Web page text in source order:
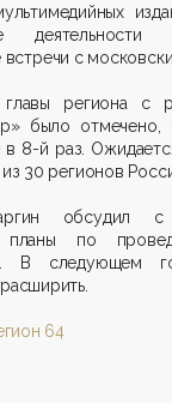
деятельности
встречи с
региона с
было
8-й раз.
30 регионов
обсудил с
планы по
В следующем
64